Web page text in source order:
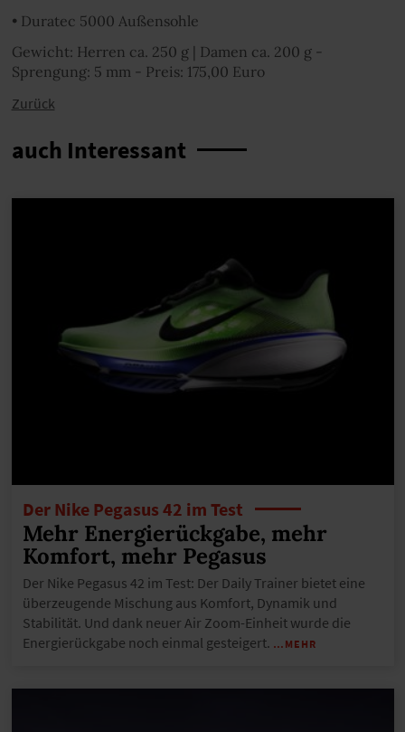
• Duratec 5000 Außensohle
Gewicht: Herren ca. 250 g | Damen ca. 200 g -
Sprengung: 5 mm - Preis: 175,00 Euro
Zurück
auch Interessant
Der Nike Pegasus 42 im Test
Mehr Energierückgabe, mehr
Komfort, mehr Pegasus
Der Nike Pegasus 42 im Test: Der Daily Trainer bietet eine
überzeugende Mischung aus Komfort, Dynamik und
Stabilität. Und dank neuer Air Zoom-Einheit wurde die
Energierückgabe noch einmal gesteigert. …MEHR